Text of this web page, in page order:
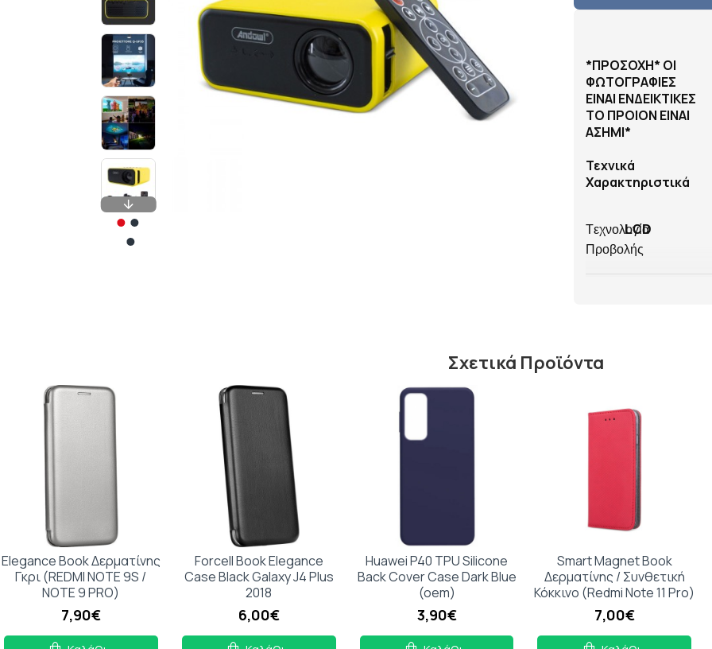
*ΠΡΟΣΟΧΗ* ΟΙ
ΦΩΤΟΓΡΑΦΙΕΣ
ΕΙΝΑΙ ΕΝΔΕΙΚΤΙΚΕΣ
ΤΟ ΠΡΟΙΟΝ ΕΙΝΑΙ
ΑΣΗΜΙ*
Τεχνικά
Χαρακτηριστικά
Tεχνολογία
Προβολής
LCD
Φωτεινότητα
Αναπαραγωγή
Μέγεθος
Φυσική
Ανάλυση
(Native
Resolution)
320 x
240
Σχετικά Προϊόντα
Elegance Book Δερματίνης
Γκρι (REDMI NOTE 9S /
NOTE 9 PRO)
7,90€
Forcell Book Elegance
Case Black Galaxy J4 Plus
2018
6,00€
Huawei P40 TPU Silicone
Back Cover Case Dark Blue
(oem)
3,90€
Smart Magnet Book
Δερματίνης / Συνθετική
Κόκκινο (Redmi Note 11 Pro)
7,00€